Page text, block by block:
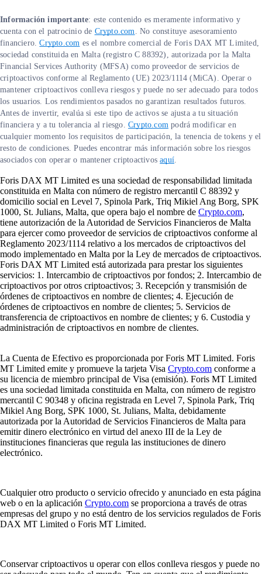
Información importante: este contenido es meramente informativo y
cuenta con el patrocinio de Crypto.com
. No constituye asesoramiento
financiero.Crypto.com es el nombre comercial de Foris DAX MT Limited,
sociedad constituida en Malta (registro C 88392), autorizada por la Malta
Financial Services Authority (MFSA) como proveedor de servicios de
criptoactivos conforme al Reglamento (UE) 2023/1114 (MiCA). Operar o
mantener criptoactivos conlleva riesgos y puede no ser adecuado para todos
los usuarios. Los rendimientos pasados no garantizan resultados futuros.
Antes de invertir, evalúa si este tipo de activos se ajusta a tu situación
financiera y a tu tolerancia al riesgo. Crypto.com podrá modificar en
cualquier momento los requisitos de participación, la tenencia de tokens y el
resto de condiciones. Puedes encontrar más información sobre los riesgos
asociados con operar o mantener criptoactivosaquí
Foris DAX MT Limited es una sociedad de responsabilidad limitada
constituida en Malta con número de registro mercantil C 88392 y
domicilio social en Level 7, Spinola Park, Triq Mikiel Ang Borg, SPK
1000, St. Julians, Malta, que opera bajo el nombre de Crypto.com,
tiene autorización de la Autoridad de Servicios Financieros de Malta
para ejercer como proveedor de servicios de criptoactivos conforme al
Reglamento 2023/1114 relativo a los mercados de criptoactivos del
modo implementado en Malta por la Ley de mercados de criptoactivos.
Foris DAX MT Limited está autorizada para prestar los siguientes
servicios: 1. Intercambio de criptoactivos por fondos; 2. Intercambio de
criptoactivos por otros criptoactivos; 3. Recepción y transmisión de
órdenes de criptoactivos en nombre de clientes; 4. Ejecución de
órdenes de criptoactivos en nombre de clientes; 5. Servicios de
transferencia de criptoactivos en nombre de clientes; y 6. Custodia y
administración de criptoactivos en nombre de clientes.
La Cuenta de Efectivo es proporcionada por Foris MT Limited. Foris
MT Limited emite y promueve la tarjeta Visa Crypto.com conforme a
su licencia de miembro principal de Visa (emisión). Foris MT Limited
es una sociedad limitada constituida en Malta, con número de registro
mercantil C 90348 y oficina registrada en Level 7, Spinola Park, Triq
Mikiel Ang Borg, SPK 1000, St. Julians, Malta, debidamente
autorizada por la Autoridad de Servicios Financieros de Malta para
emitir dinero electrónico en virtud del anexo III de la Ley de
instituciones financieras que regula las instituciones de dinero
electrónico.
Cualquier otro producto o servicio ofrecido y anunciado en esta página
web o en la aplicación Crypto.com se proporciona a través de otras
empresas del grupo y no está dentro de los servicios regulados de Foris
DAX MT Limited o Foris MT Limited.
Conservar criptoactivos u operar con ellos conlleva riesgos y puede no